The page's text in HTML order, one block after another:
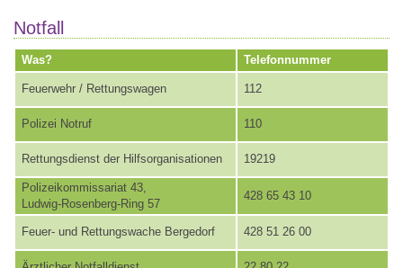
Notfall
Was? Telefonnummer
Feuerwehr / Rettungswagen 112
Polizei Notruf 110
Rettungsdienst der Hilfsorganisationen 19219
Polizeikommissariat 43,
Ludwig-Rosenberg-Ring 57
428 65 43 10
Feuer- und Rettungswache Bergedorf 428 51 26 00